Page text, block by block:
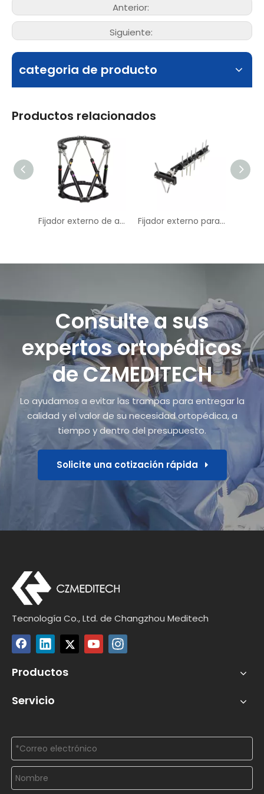
Anterior:
Siguiente:
categoria de producto
Productos relacionados
Fijador externo de anillo Fijador externo para alargamiento óseo - Tipo C
Consulte a sus
expertos ortopédicos
de CZMEDITECH
Lo ayudamos a evitar las trampas para entregar la
calidad y el valor de su necesidad ortopédica, a
tiempo y dentro del presupuesto.
Solicite una cotización rápida
Tecnología Co., Ltd. de Changzhou Meditech
Productos
Servicio